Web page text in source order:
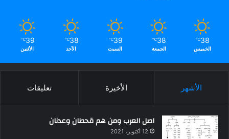
38
℃
الخميس
38
℃
الجمعة
39
℃
السبت
38
℃
الأحد
39
℃
الأثنين
الأشهر الأخيرة تعليقات
اصل العرب ومن هم قحطان وعدنان
12 أكتوبر، 2021